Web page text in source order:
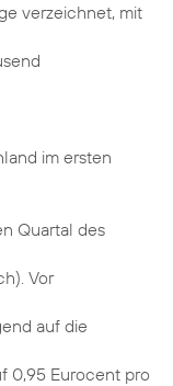
verzeichnet, mit
im ersten
Quartal des
Vor
auf die
0,95 Eurocent pro